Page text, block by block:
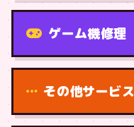
機種から
ゲーム機修理
その他サービス